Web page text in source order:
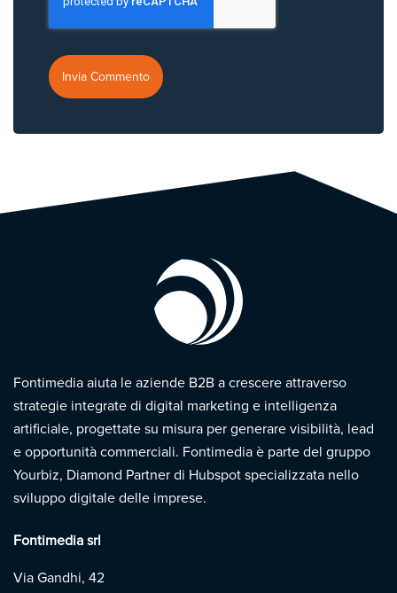
Fontimedia aiuta le aziende B2B a crescere attraverso
strategie integrate di digital marketing e intelligenza
artificiale, progettate su misura per generare visibilità, lead
e opportunità commerciali. Fontimedia è parte del gruppo
Yourbiz, Diamond Partner di Hubspot specializzata nello
sviluppo digitale delle imprese.
Fontimedia srl
Via Gandhi, 42